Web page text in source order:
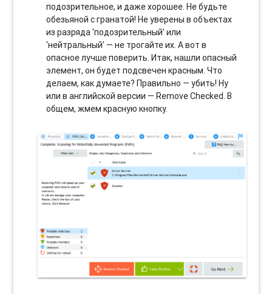
подозрительное, и даже хорошее. Не будьте
обезьяной с гранатой! Не уверены в объектах
из разряда ‘подозрительный’ или
‘нейтральный’ — не трогайте их. А вот в
опасное лучше поверить. Итак, нашли опасный
элемент, он будет подсвечен красным. Что
делаем, как думаете? Правильно — убить! Ну
или в английской версии — Remove Checked. В
общем, жмем красную кнопку.